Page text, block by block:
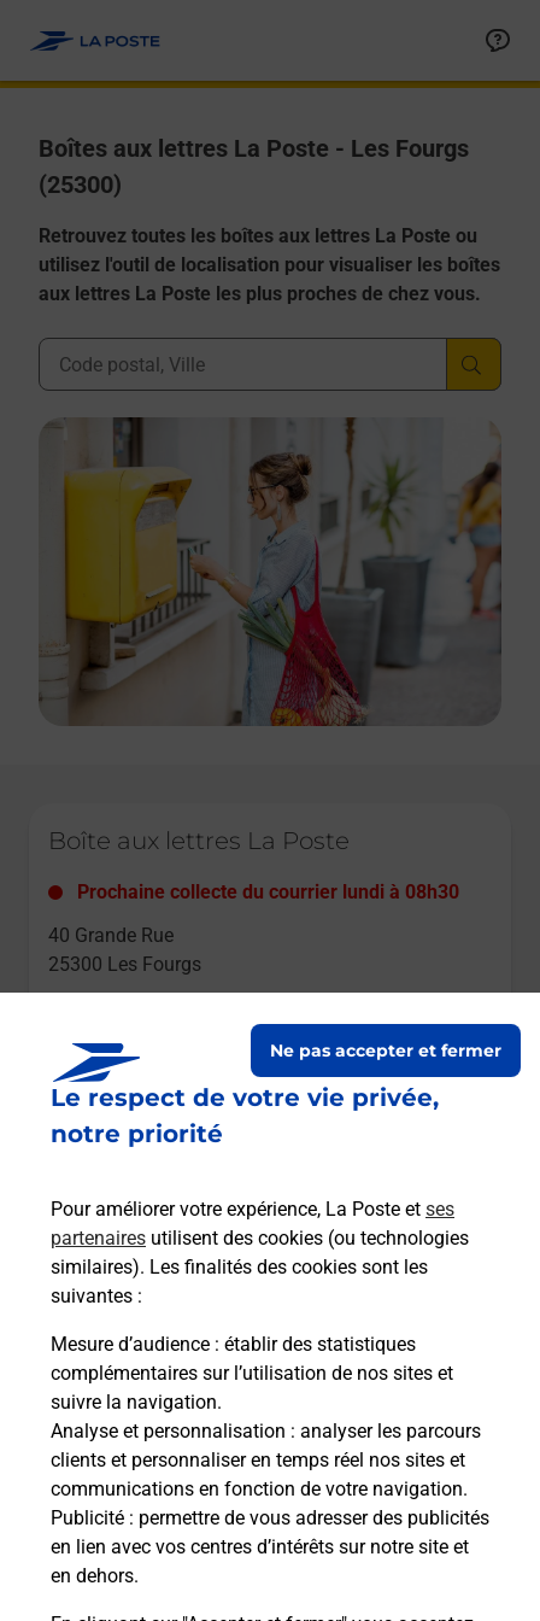
Le respect de votre vie privée,
notre priorité
Pour améliorer votre expérience, La Poste et ses
partenaires utilisent des cookies (ou technologies
similaires). Les finalités des cookies sont les
suivantes :
Mesure d’audience : établir des statistiques
complémentaires sur l’utilisation de nos sites et
suivre la navigation.
Analyse et personnalisation : analyser les parcours
clients et personnaliser en temps réel nos sites et
communications en fonction de votre navigation.
Publicité : permettre de vous adresser des publicités
en lien avec vos centres d’intérêts sur notre site et
en dehors.
Ne pas accepter et fermer
Boîtes aux lettres La Poste - Les Fourgs
(25300)
Retrouvez toutes les boîtes aux lettres La Poste ou
utilisez l'outil de localisation pour visualiser les boîtes
aux lettres La Poste les plus proches de chez vous.
Ville, Département, Code Postal
Boîte aux lettres La Poste
Prochaine collecte du courrier lundi à 08h30
40 Grande Rue
25300 Les Fourgs
Boîte aux Lettres La Poste
30 Rue Du Tillot
25300 Les Fourgs
Le lien s'ouvre dans un nouvel onglet
Boîte aux Lettres La Poste
Prochaine collecte du courrierlundià 08h30
1 Les Granges Berrard
25300 Les Fourgs
Le lien s'ouvre dans un nouvel onglet